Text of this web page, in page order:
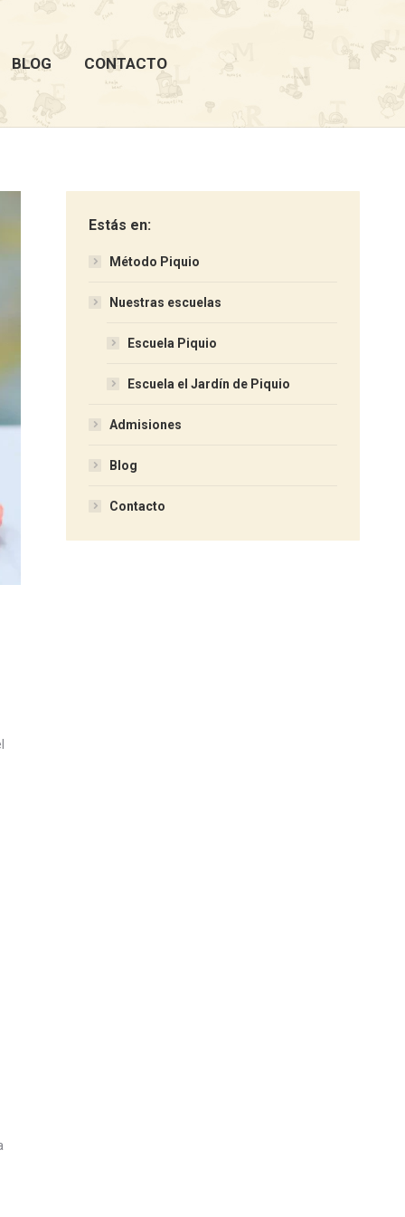
BLOG CONTACTO
Estás en:
Método Piquio
Nuestras escuelas
Escuela Piquio
Escuela el Jardín de Piquio
Admisiones
Blog
Contacto